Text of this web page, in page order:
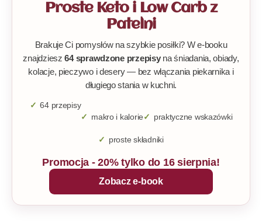
Proste Keto i Low Carb z
Patelni
Brakuje Ci pomysłów na szybkie posiłki? W e-booku
znajdziesz64 sprawdzone przepisyna śniadania, obiady,
kolacje, pieczywo i desery — bez włączania piekarnika i
długiego stania w kuchni.
64 przepisy
makro i kalorie
praktyczne wskazówki
proste składniki
Promocja - 20% tylko do 16 sierpnia!
Zobacz e-book